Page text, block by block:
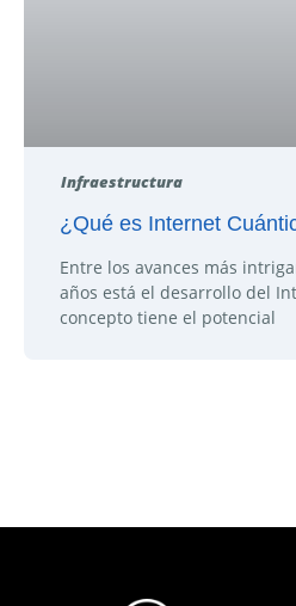
Infraestructura
¿Qué es Internet
Entre los avances más
años está el desarrollo del
concepto tiene el potencial